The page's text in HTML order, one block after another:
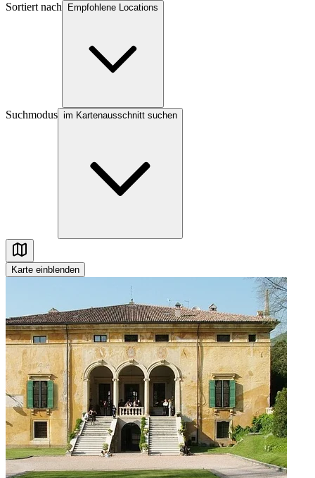
Sortiert nach Empfohlene Locations
Suchmodus im Kartenausschnitt suchen
Karte einblenden